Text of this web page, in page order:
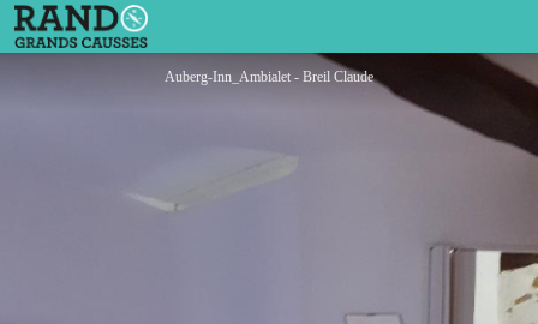
Auberg-Inn
Auberg-Inn_Ambialet - Breil Claude